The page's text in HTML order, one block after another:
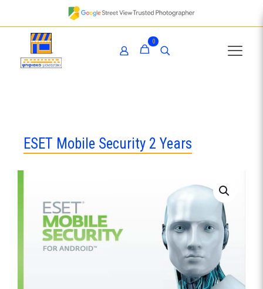
0
ESET Mobile Security 2 Years